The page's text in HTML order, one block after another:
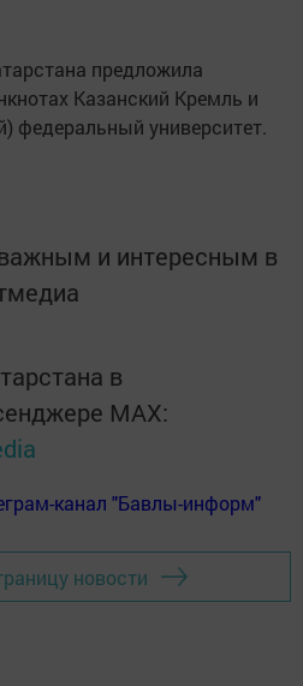
предложила
Казанский Кремль и
федеральный университет.
и интересным в
в
MАХ:
канал "Бавлы-информ"
новости